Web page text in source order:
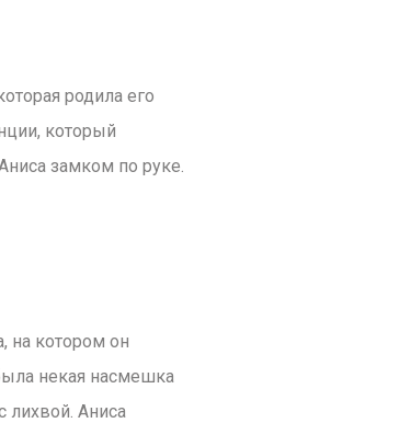
родила его
который
замком по руке.
на котором он
некая насмешка
лихвой. Аниса